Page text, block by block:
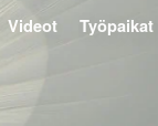
Videot Työpaikat